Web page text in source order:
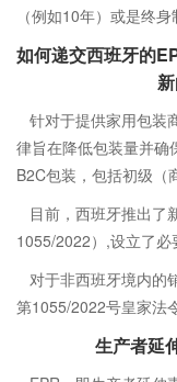
（例如10年）或是终身
如何递交西班牙的
针对于提供家用包装
律旨在降低包装量并确
B2C包装，包括初级（
目前，西班牙推出了
1055/2022）,设立了必
对于非西班牙境内的
第1055/2022号皇家法
生产者延